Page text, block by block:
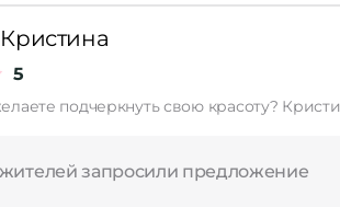
5
подчеркнуть свою красоту?
запросили предложение